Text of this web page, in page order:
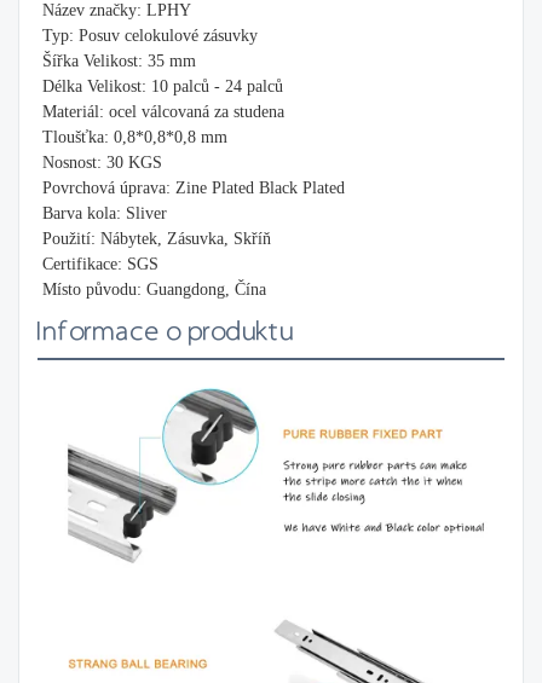
Název značky: LPHY
Typ: Posuv celokulové zásuvky
Šířka Velikost: 35 mm
Délka Velikost: 10 palců - 24 palců
Materiál: ocel válcovaná za studena
Tloušťka: 0,8*0,8*0,8 mm
Nosnost: 30 KGS
Povrchová úprava: Zine Plated Black Plated
Barva kola: Sliver
Použití: Nábytek, Zásuvka, Skříň
Certifikace: SGS
Místo původu: Guangdong, Čína
Informace o produktu